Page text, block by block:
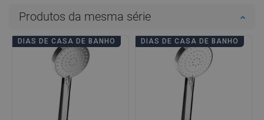
Produtos da mesma série
DIAS DE CASA DE BANHO DIAS DE CASA DE BANHO